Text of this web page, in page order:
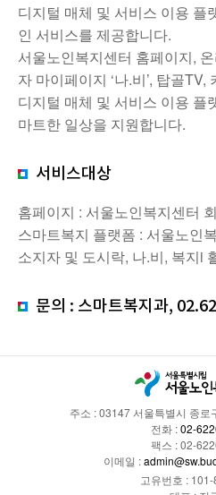
디지털 매체 및 서비스 이용 플
인 서비스를 제공합니다.
서울노인복지센터 홈페이지,
자 마이페이지 ‘나.비’, 탑골
디지털 매체 및 서비스 이용 플
마트한 일상을 지원합니다.
서비스대상
홈페이지 : 서울노인복지센터
스마트복지 플랫폼 : 서울노인
소지자 및 도시락, 나.비, 복지i
문의 : 스마트복지과,
주소 : 03147 서울특별시 종로
전화 :02-
팩스 : 02-
이메일 :
고유번호 :